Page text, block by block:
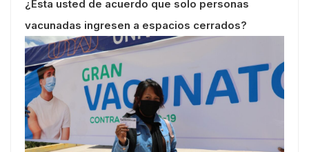
¿Esta usted de acuerdo que solo personas
vacunadas ingresen a espacios cerrados?